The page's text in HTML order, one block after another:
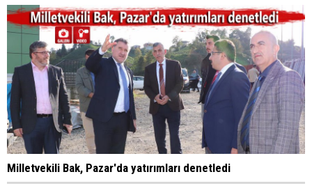
Milletvekili Bak, Pazar'da yatırımları denetledi